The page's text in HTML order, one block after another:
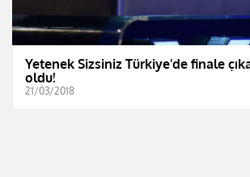
Yetenek Sizsiniz Türkiye'de finale
oldu!
21/03/2018